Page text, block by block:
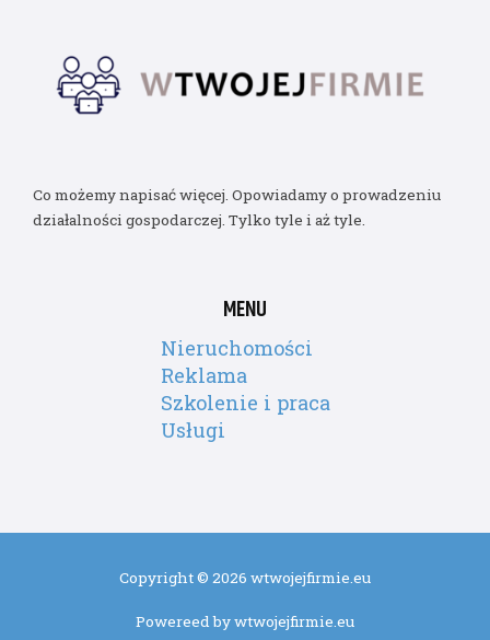
Co możemy napisać więcej. Opowiadamy o prowadzeniu
działalności gospodarczej. Tylko tyle i aż tyle.
MENU
Nieruchomości
Reklama
Szkolenie i praca
Usługi
Copyright © 2026 wtwojejfirmie.eu
Powereed by wtwojejfirmie.eu